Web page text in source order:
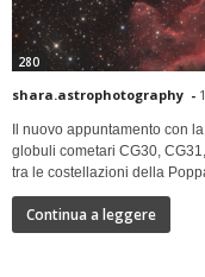
280
shara.astrophotography -
Il nuovo appuntamento con
globuli cometari CG30,
tra le costellazioni della
Continua a leggere